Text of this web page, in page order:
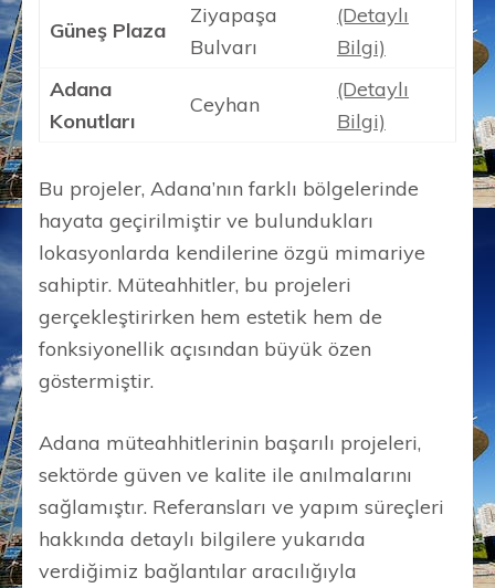
Güneş Plaza
Ziyapaşa
Bulvarı
(Detaylı
Bilgi)
Adana
Konutları
Ceyhan
(Detaylı
Bilgi)
Bu projeler, Adana’nın farklı bölgelerinde
hayata geçirilmiştir ve bulundukları
lokasyonlarda kendilerine özgü mimariye
sahiptir. Müteahhitler, bu projeleri
gerçekleştirirken hem estetik hem de
fonksiyonellik açısından büyük özen
göstermiştir.
Adana müteahhitlerinin başarılı projeleri,
sektörde güven ve kalite ile anılmalarını
sağlamıştır. Referansları ve yapım süreçleri
hakkında detaylı bilgilere yukarıda
verdiğimiz bağlantılar aracılığıyla